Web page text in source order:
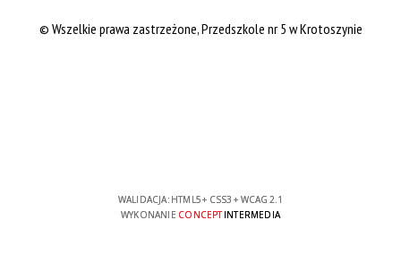
© Wszelkie prawa zastrzeżone, Przedszkole nr 5 w Krotoszynie
WALIDACJA: HTML5+ CSS3 + WCAG 2.1
WYKONANIE CONCEPTINTERMEDIA